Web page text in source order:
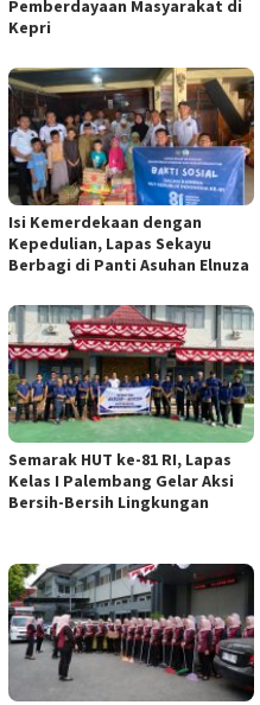
Pemberdayaan Masyarakat di
Kepri
Isi Kemerdekaan dengan
Kepedulian, Lapas Sekayu
Berbagi di Panti Asuhan Elnuza
Semarak HUT ke-81 RI, Lapas
Kelas I Palembang Gelar Aksi
Bersih-Bersih Lingkungan